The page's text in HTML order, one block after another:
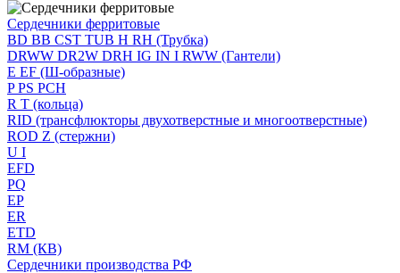
Сердечники ферритовые
BD BB CST TUB H RH (Трубка)
DRWW DR2W DRH IG IN I RWW (Гантели)
E EF (Ш-образные)
P PS PCH
R T (кольца)
RID (трансфлюкторы двухотверстные и многоотверстные)
ROD Z (стержни)
U I
EFD
PQ
EP
ER
ETD
RM (КВ)
Сердечники производства РФ